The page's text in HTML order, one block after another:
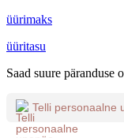
üürimaks
üüritasu
Saad suure päranduse
Telli personaalne